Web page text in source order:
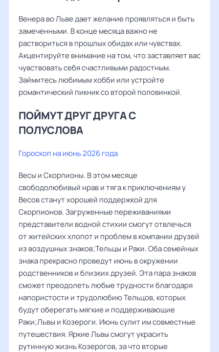
Венера во Льве дает желание проявляться и быть
замеченными. В конце месяца важно не
раствориться в прошлых обидах или чувствах.
Акцентируйте внимание на том, что заставляет вас
чувствовать себя счастливыми радостным.
Займитесь любимым хобби или устройте
романтический пикник со второй половинкой.
ПОЙМУТ ДРУГ ДРУГА С
ПОЛУСЛОВА
Гороскоп на июнь 2026 года
Весы и Скорпионы. В этом месяце
свободолюбивый нрав и тяга к приключениям у
Весов станут хорошей поддержкой для
Скорпионов. Загруженные переживаниями
представители водной стихии смогут отвлечься
от житейских хлопот и проблем в компании друзей
из воздушных знаков;Тельцы и Раки. Оба семейных
знака прекрасно проведут июнь в окружении
родственников и близких друзей. Эта пара знаков
сможет преодолеть любые трудности благодаря
напористости и трудолюбию Тельцов, которых
будут оберегать мягкие и поддерживающие
Раки;Львы и Козероги. Июнь сулит им совместные
путешествия. Яркие Львы смогут украсить
рутинную жизнь Козерогов, за что вторые